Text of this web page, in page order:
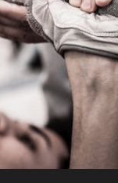
Latte da
latte di mucche
alla vaniglia
alimentati a erba